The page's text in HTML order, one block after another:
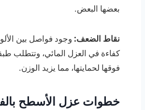
بعضها البعض.
نقاط الضعف: وجود فواصل بين
كفاءة في العزل المائي، وتتطلب
فوقها لحمايتها، مما يزيد الوزن.
خطوات عزل الأسطح